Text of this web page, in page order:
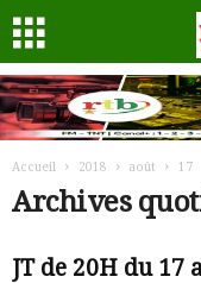
Accueil 2018 août 17
Archives
JT de 20H du 17